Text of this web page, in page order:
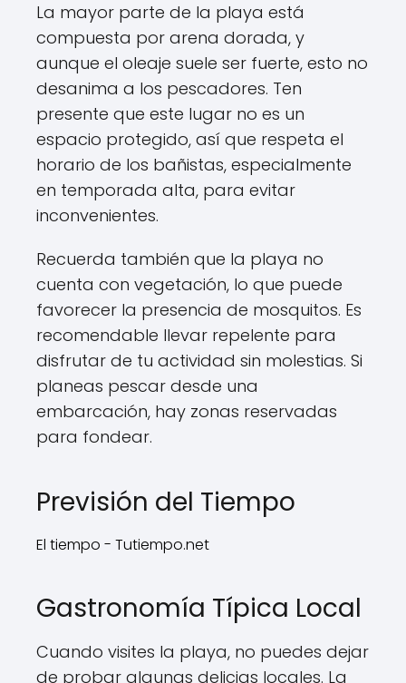
La mayor parte de la playa está
compuesta por arena dorada, y
aunque el oleaje suele ser fuerte, esto no
desanima a los pescadores. Ten
presente que este lugar no es un
espacio protegido, así que respeta el
horario de los bañistas, especialmente
en temporada alta, para evitar
inconvenientes.
Recuerda también que la playa no
cuenta con vegetación, lo que puede
favorecer la presencia de mosquitos. Es
recomendable llevar repelente para
disfrutar de tu actividad sin molestias. Si
planeas pescar desde una
embarcación, hay zonas reservadas
para fondear.
Previsión del Tiempo
El tiempo - Tutiempo.net
Gastronomía Típica Local
Cuando visites la playa, no puedes dejar
de probar algunas delicias locales. La